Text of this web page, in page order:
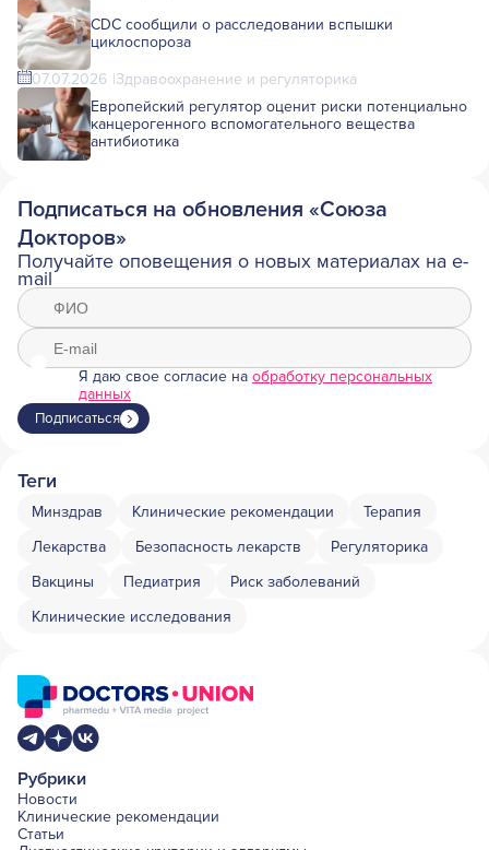
CDC сообщили о расследовании вспышки
циклоспороза
07.07.2026 Здравоохранение и регуляторика
Европейский регулятор оценит риски потенциально
канцерогенного вспомогательного вещества
антибиотика
Подписаться на обновления «Союза
Докторов»
Получайте оповещения о новых материалах на e-
mail
Я даю свое согласие на обработку персональных
данных
Подписаться
Теги
Минздрав Клинические рекомендации
Терапия
Лекарства
Безопасность лекарств
Регуляторика
Вакцины
Педиатрия
Риск заболеваний
Клинические исследования
Рубрики
Новости
Клинические рекомендации
Статьи